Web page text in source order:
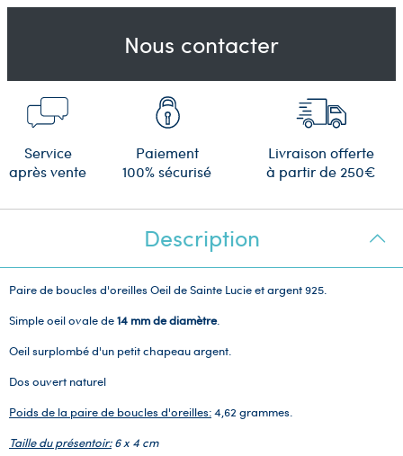
Nous contacter
Service
après vente
Paiement
100% sécurisé
Livraison offerte
à partir de 250€
Description
Paire de boucles d'oreilles Oeil de Sainte Lucie et argent 925.
Simple oeil ovale de14 mm de diamètre.
Oeil surplombé d'un petit chapeau argent.
Dos ouvert naturel
Poids de la paire de boucles d'oreilles:4,62 grammes.
Taille du présentoir:6 x 4 cm